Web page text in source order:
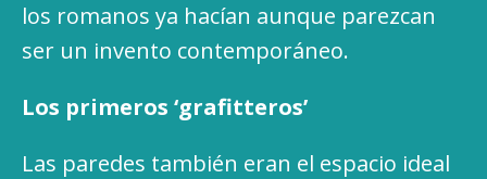
los romanos ya hacían aunque parezcan
ser un invento contemporáneo.
Los primeros ‘grafitteros’
Las paredes también eran el espacio ideal